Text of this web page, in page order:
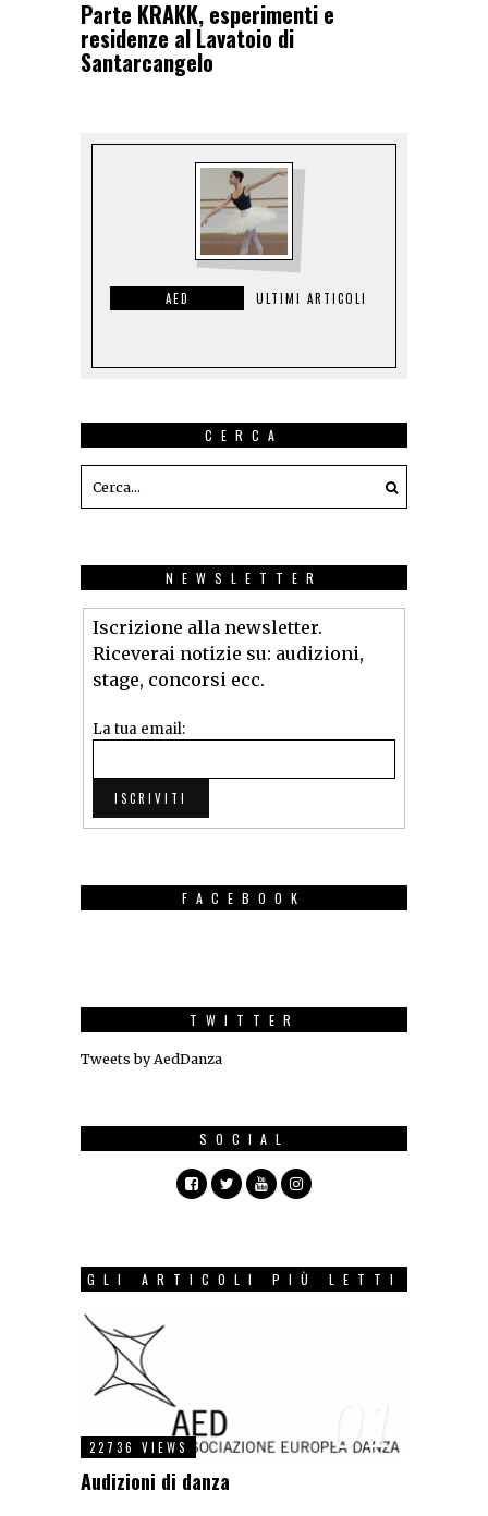
Parte KRAKK, esperimenti e
residenze al Lavatoio di
Santarcangelo
AED ULTIMI ARTICOLI
CERCA
NEWSLETTER
Iscrizione alla newsletter.
Riceverai notizie su: audizioni,
stage, concorsi ecc.
La tua email:
FACEBOOK
TWITTER
Tweets by AedDanza
SOCIAL
GLI ARTICOLI PIÙ LETTI
01
22736 VIEWS
Audizioni di danza